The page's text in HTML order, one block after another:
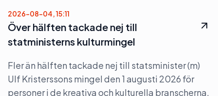
2026-08-04, 15:11
Över hälften tackade nej till
statministerns kulturmingel
Fler än hälften tackade nej till statsminister (m)
Ulf Kristerssons mingel den 1 augusti 2026 för
personer i de kreativa och kulturella branscherna,